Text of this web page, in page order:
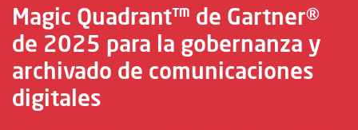
Magic Quadrant™ de Gartner®
de 2025 para la gobernanza y
archivado de comunicaciones
digitales